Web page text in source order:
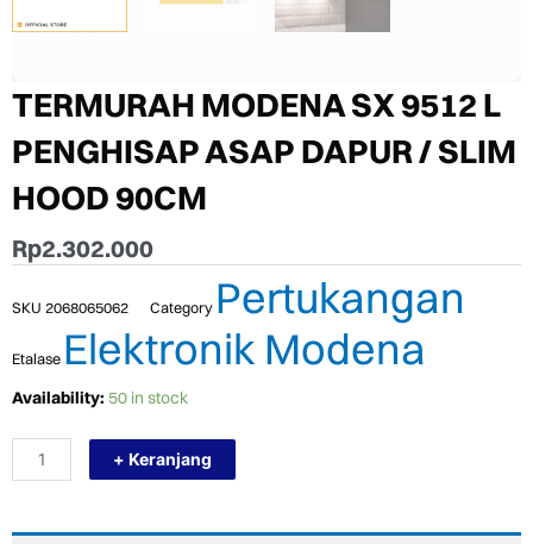
TERMURAH MODENA SX 9512 L
PENGHISAP ASAP DAPUR / SLIM
HOOD 90CM
Rp2.302.000
SKU 2068065062 Category Pertukangan
Etalase Elektronik Modena
Availability: 50 in stock
TERMURAH
SX
9512
L
+ Keranjang